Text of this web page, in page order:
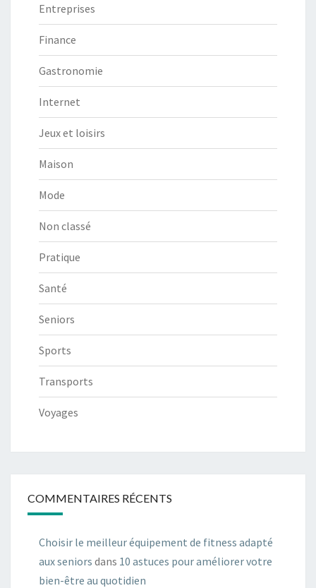
Entreprises
Finance
Gastronomie
Internet
Jeux et loisirs
Maison
Mode
Non classé
Pratique
Santé
Seniors
Sports
Transports
Voyages
COMMENTAIRES RÉCENTS
Choisir le meilleur équipement de fitness adapté
aux seniors dans 10 astuces pour améliorer votre
bien-être au quotidien